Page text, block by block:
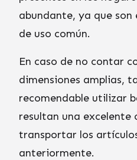
abundante, ya que son
de uso común.
En caso de no contar
dimensiones amplias,
recomendable utilizar
resultan una excelente
transportar los
anteriormente.